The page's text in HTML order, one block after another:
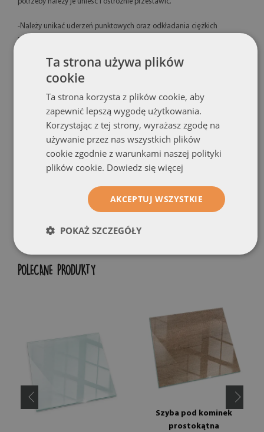
-Należy unikać uderzeń punktowych oraz odkładania ciężkich
przedmiotów w jednym miejscu płyty.
POLECANE PRODUKTY
Szyba pod kominek
prostokątna
Ta strona używa plików
cookie
Ta strona korzysta z plików cookie, aby
zapewnić lepszą wygodę użytkowania.
Korzystając z tej strony, wyrażasz zgodę na
używanie przez nas wszystkich plików
cookie zgodnie z warunkami naszej polityki
plików cookie. Dowiedz się więcej
AKCEPTUJ WSZYSTKIE
POKAŻ SZCZEGÓŁY